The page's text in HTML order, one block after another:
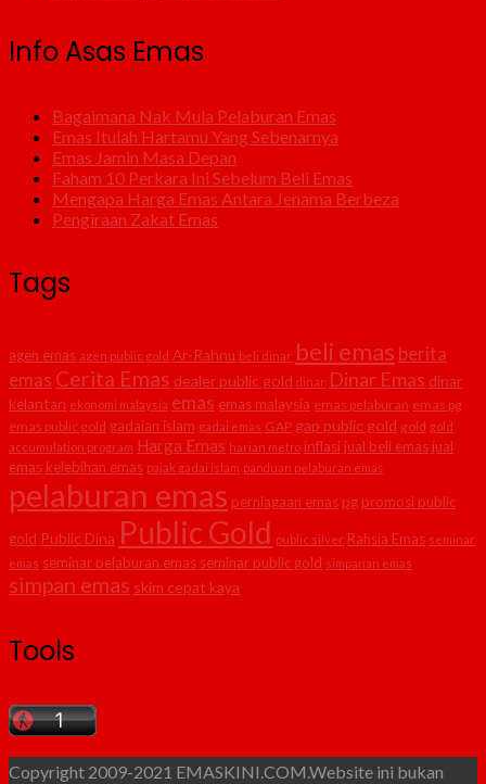
Info Asas Emas
Bagaimana Nak Mula Pelaburan Emas
Emas Itulah Hartamu Yang Sebenarnya
Emas Jamin Masa Depan
Faham 10 Perkara Ini Sebelum Beli Emas
Mengapa Harga Emas Antara Jenama Berbeza
Pengiraan Zakat Emas
Tags
agen emas agen public gold Ar-Rahnu beli dinar beli emas berita
emas Cerita Emas dealer public gold dinar Dinar Emas dinar
kelantan ekonomi malaysia emas emas malaysia emas pelaburan emas pg
emas public gold gadaian islam gadai emas GAP gap public gold gold gold
accumulation program Harga Emas harian metro inflasi jual beli emas jual
emas kelebihan emas pajak gadai islam panduan pelaburan emas
pelaburan emas perniagaan emas pg promosi public
gold Public Dina Public Gold public silver Rahsia Emas seminar
emas seminar pelaburan emas seminar public gold simpanan emas
simpan emas skim cepat kaya
Tools
Copyright 2009-2021 EMASKINI.COM.Website ini bukan